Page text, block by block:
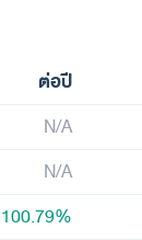
ต่อปี
N/A
N/A